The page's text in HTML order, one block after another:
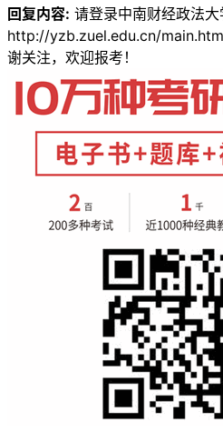
回复内容: 请登录中南财经政法
http://yzb.zuel.edu.cn/
谢关注，欢迎报考！